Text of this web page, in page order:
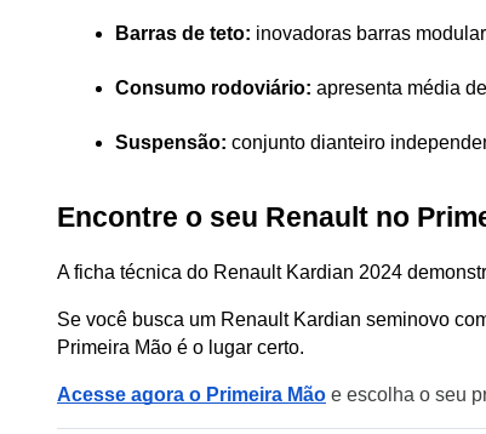
Barras de teto: inovadoras barras
Consumo rodoviário: apresenta média
Suspensão: conjunto dianteiro
Encontre o seu Renault no
A ficha técnica do Renault Kardian 2024
Se você busca um Renault Kardian seminovo
Primeira Mão é o lugar certo.
Acesse agora o Primeira Mão e escolha o seu